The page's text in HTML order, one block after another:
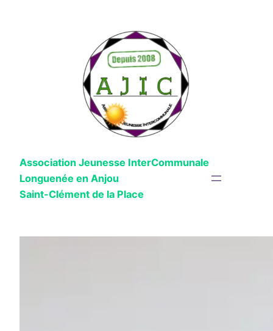
Association Jeunesse InterCommunale
Longuenée en Anjou
Saint-Clément de la Place